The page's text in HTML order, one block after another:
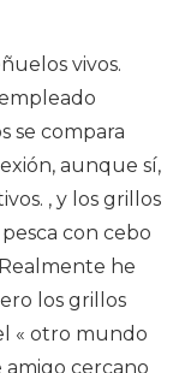
vivos.
se compara
aunque sí,
, y los grillos
con cebo
he
los grillos
« otro mundo
cercano